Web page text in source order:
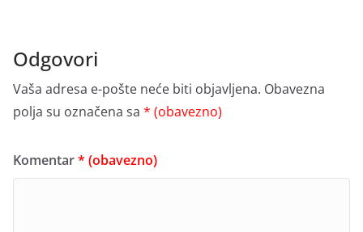
Odgovori
Vaša adresa e-pošte neće biti objavljena. Obavezna
polja su označena sa * (obavezno)
Komentar* (obavezno)